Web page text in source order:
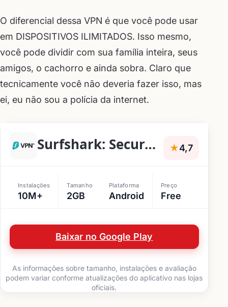
O diferencial dessa VPN é que você pode usar
em DISPOSITIVOS ILIMITADOS. Isso mesmo,
você pode dividir com sua família inteira, seus
amigos, o cachorro e ainda sobra. Claro que
tecnicamente você não deveria fazer isso, mas
ei, eu não sou a polícia da internet.
Surfshark: Secure VPN service ★4,7
Instalações
10M+
Tamanho
2GB
Plataforma
Android
Preço
Free
Baixar no Google Play
As informações sobre tamanho, instalações e avaliação
podem variar conforme atualizações do aplicativo nas lojas
oficiais.